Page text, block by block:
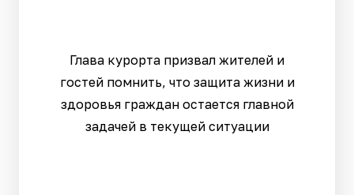
Глава курорта призвал жителей и
гостей помнить, что защита жизни и
здоровья граждан остается главной
задачей в текущей ситуации